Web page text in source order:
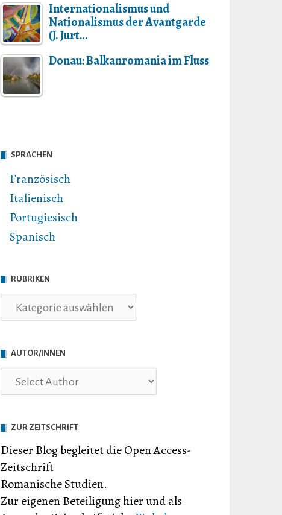
Internationalismus und
Nationalismus der Avantgarde
(J. Jurt…
Donau: Balkanromania im Fluss
SPRACHEN
Französisch
Italienisch
Portugiesisch
Spanisch
RUBRIKEN
Rubriken
AUTOR/INNEN
ZUR ZEITSCHRIFT
Dieser Blog begleitet die Open Access-
Zeitschrift
Romanische Studien.
Zur eigenen Beteiligung hier und als